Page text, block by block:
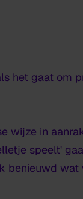
het gaat om
wijze in
speelt'
benieuwd